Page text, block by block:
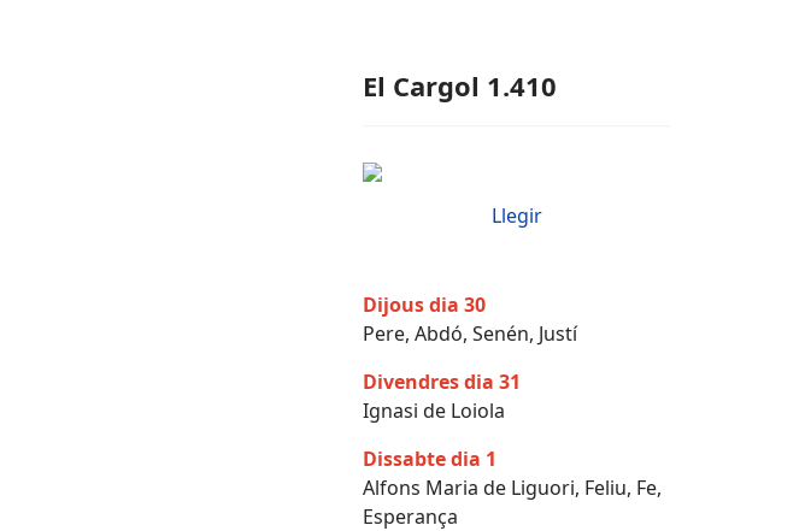
El Cargol 1.410
Llegir
Dijous dia 30
Pere, Abdó, Senén, Justí
Divendres dia 31
Ignasi de Loiola
Dissabte dia 1
Alfons Maria de Liguori, Feliu, Fe,
Esperança